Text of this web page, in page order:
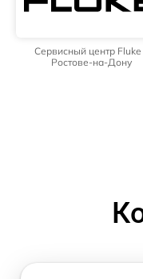
Сервисный центр Fluke
Ростове-на-Дону